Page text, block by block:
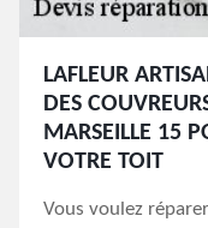
LAFLEUR
DES
MARSEILLE 15
VOTRE TOIT
Vous voulez